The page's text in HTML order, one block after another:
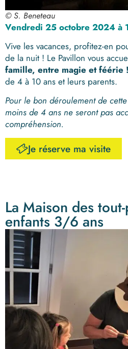
© S. Beneteau
Vendredi 25 octobre 2024 à
Vive les vacances, profitez-en
de la nuit ! Le Pavillon vous
famille, entre magie et féérie !
de 4 à 10 ans et leurs parents.
Pour le bon déroulement de
moins de 4 ans ne seront pas
compréhension.
Je réserve ma visite
La Maison des
enfants 3/6 ans